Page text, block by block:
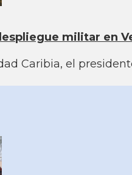
militar en
Caribia, el